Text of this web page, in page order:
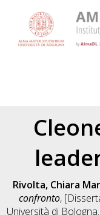
Rivolta, Chiara
confronto,
Università di